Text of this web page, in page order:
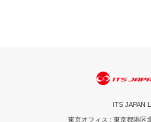
ITS JAPAN
東京オフィス : 東京都港区